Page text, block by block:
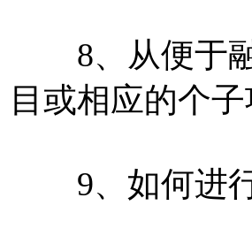
8、从便于融
目或相应的个子
9、如何进行